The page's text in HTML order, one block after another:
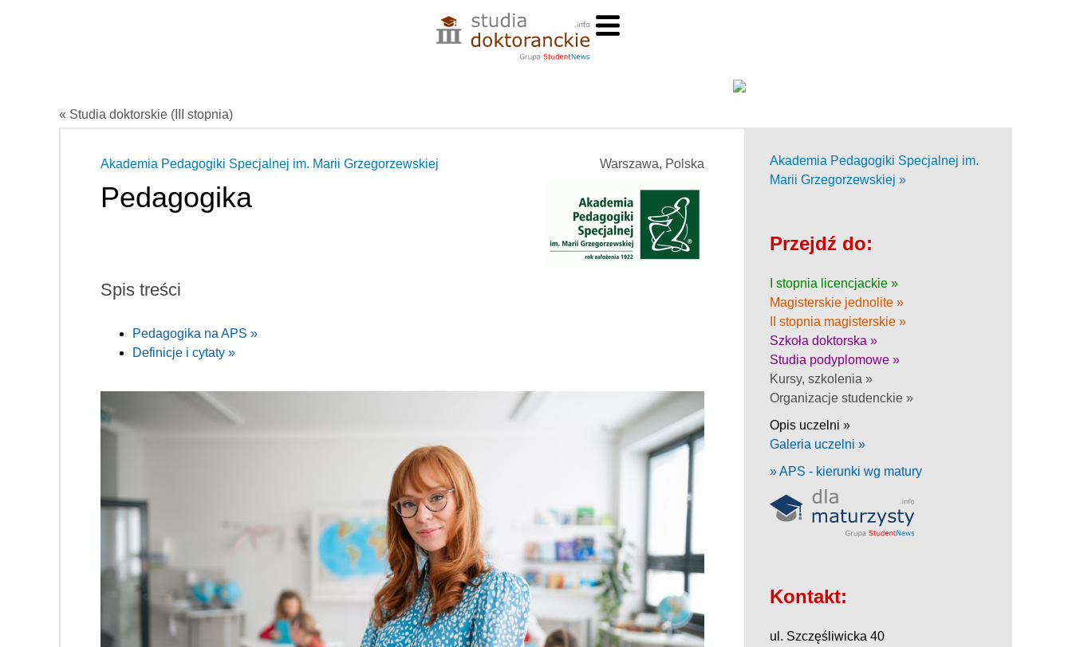
« Studia doktorskie (III stopnia)
Warszawa, Polska
Akademia Pedagogiki Specjalnej im. Marii Grzegorzewskiej
Pedagogika
Spis treści
Pedagogika na APS »
Definicje i cytaty »
Akademia Pedagogiki Specjalnej im.
Marii Grzegorzewskiej »
Przejdź do:
I stopnia licencjackie »
Magisterskie jednolite »
II stopnia magisterskie »
Szkoła doktorska »
Studia podyplomowe »
Kursy, szkolenia »
Organizacje studenckie »
Opis uczelni »
Galeria uczelni »
» APS - kierunki wg matury
Kontakt:
ul. Szczęśliwicka 40